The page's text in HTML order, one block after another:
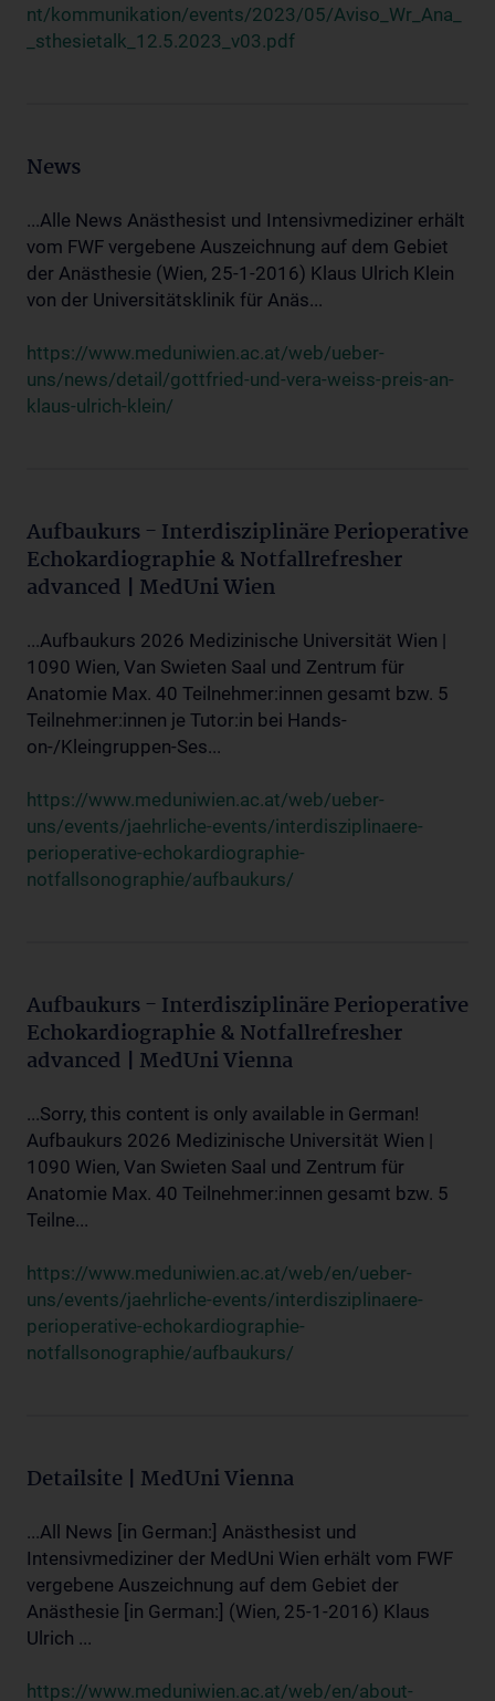
nt/kommunikation/events/2023/05/Aviso_Wr_Ana_
_sthesietalk_12.5.2023_v03.pdf
News
...Alle News Anästhesist und Intensivmediziner erhält
vom FWF vergebene Auszeichnung auf dem Gebiet
der Anästhesie (Wien, 25-1-2016) Klaus Ulrich Klein
von der Universitätsklinik für Anäs...
https://www.meduniwien.ac.at/web/ueber-
uns/news/detail/gottfried-und-vera-weiss-preis-an-
klaus-ulrich-klein/
Aufbaukurs - Interdisziplinäre Perioperative
Echokardiographie & Notfallrefresher
advanced | MedUni Wien
...Aufbaukurs 2026 Medizinische Universität Wien |
1090 Wien, Van Swieten Saal und Zentrum für
Anatomie Max. 40 Teilnehmer:innen gesamt bzw. 5
Teilnehmer:innen je Tutor:in bei Hands-
on-/Kleingruppen-Ses...
https://www.meduniwien.ac.at/web/ueber-
uns/events/jaehrliche-events/interdisziplinaere-
perioperative-echokardiographie-
notfallsonographie/aufbaukurs/
Aufbaukurs - Interdisziplinäre Perioperative
Echokardiographie & Notfallrefresher
advanced | MedUni Vienna
...Sorry, this content is only available in German!
Aufbaukurs 2026 Medizinische Universität Wien |
1090 Wien, Van Swieten Saal und Zentrum für
Anatomie Max. 40 Teilnehmer:innen gesamt bzw. 5
Teilne...
https://www.meduniwien.ac.at/web/en/ueber-
uns/events/jaehrliche-events/interdisziplinaere-
perioperative-echokardiographie-
notfallsonographie/aufbaukurs/
Detailsite | MedUni Vienna
...All News [in German:] Anästhesist und
Intensivmediziner der MedUni Wien erhält vom FWF
vergebene Auszeichnung auf dem Gebiet der
Anästhesie [in German:] (Wien, 25-1-2016) Klaus
Ulrich ...
https://www.meduniwien.ac.at/web/en/about-